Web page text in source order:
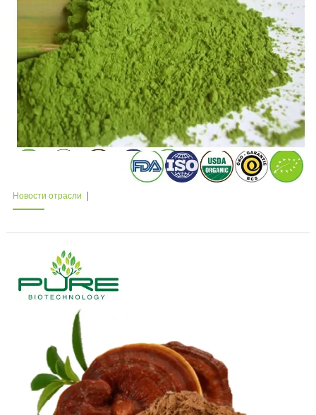
Новости отрасли